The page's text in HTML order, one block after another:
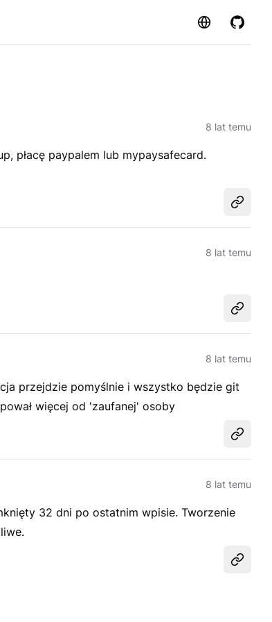
Strona GitHub
8 lat temu
płacę paypalem lub mypaysafecard.
8 lat temu
8 lat temu
przejdzie pomyślnie i wszystko będzie git
więcej od 'zaufanej' osoby
8 lat temu
32 dni po ostatnim wpisie. Tworzenie